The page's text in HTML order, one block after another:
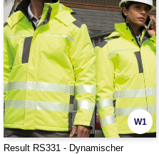
W1
Result RS331 - Dynamischer